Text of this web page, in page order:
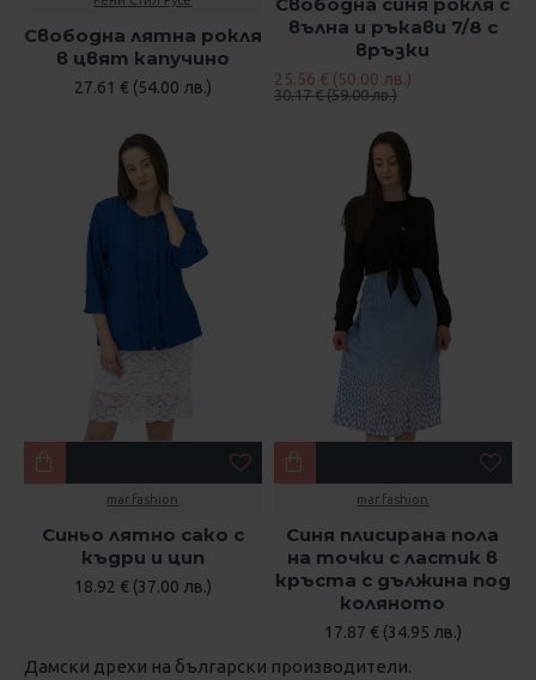
Свободна лятна рокля
в цвят капучино
27.61 € (54.00 лв.)
Свободна синя рокля с
вълна и ръкави 7/8 с
връзки
25.56 € (50.00 лв.)
30.17 € (59.00 лв.)
mar.fashion
Синьо лятно сако с
къдри и цип
18.92 € (37.00 лв.)
mar.fashion
Синя плисирана пола
на точки с ластик в
кръста с дължина под
коляното
17.87 € (34.95 лв.)
Дамски дрехи на български производители.